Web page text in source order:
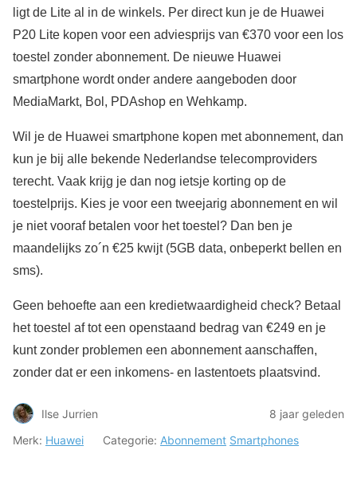
ligt de Lite al in de winkels. Per direct kun je de Huawei
P20 Lite kopen voor een adviesprijs van €370 voor een los
toestel zonder abonnement. De nieuwe Huawei
smartphone wordt onder andere aangeboden door
MediaMarkt, Bol, PDAshop en Wehkamp.
Wil je de Huawei smartphone kopen met abonnement, dan
kun je bij alle bekende Nederlandse telecomproviders
terecht. Vaak krijg je dan nog ietsje korting op de
toestelprijs. Kies je voor een tweejarig abonnement en wil
je niet vooraf betalen voor het toestel? Dan ben je
maandelijks zo´n €25 kwijt (5GB data, onbeperkt bellen en
sms).
Geen behoefte aan een kredietwaardigheid check? Betaal
het toestel af tot een openstaand bedrag van €249 en je
kunt zonder problemen een abonnement aanschaffen,
zonder dat er een inkomens- en lastentoets plaatsvind.
Ilse Jurrien
8 jaar geleden
Merk: Huawei Categorie: Abonnement Smartphones